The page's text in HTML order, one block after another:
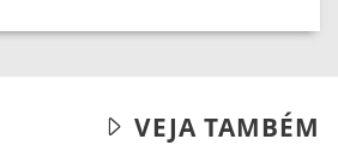
VEJA TAMBÉM